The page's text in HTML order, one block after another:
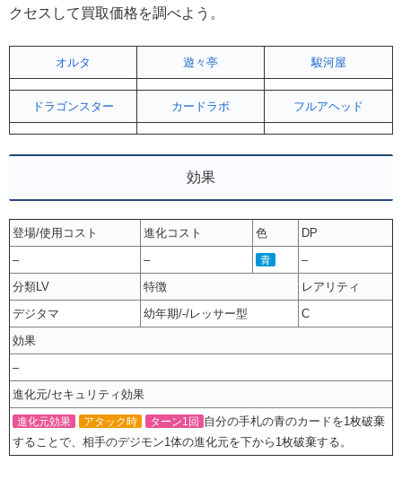
クセスして買取価格を調べよう。
オルタ 遊々亭 駿河屋
ドラゴンスター カードラボ フルアヘッド
効果
登場/使用コスト 進化コスト 色
DP
–
– 青
–
分類LV
特徴
レアリティ
デジタマ
幼年期/-/レッサー型
C
効果
–
進化元/セキュリティ効果
進化元効果 アタック時 ターン1回 自分の手札の青のカードを1枚破棄
することで、相手のデジモン1体の進化元を下から1枚破棄する。